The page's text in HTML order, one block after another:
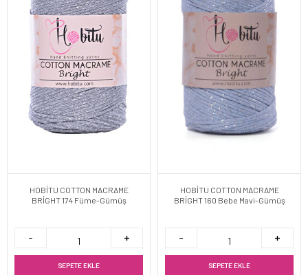
HOBİTU COTTON MACRAME
BRİGHT 174 Füme-Gümüş
SEPETE EKLE
HOBİTU COTTON MACRAME
BRİGHT 160 Bebe Mavi-Gümüş
SEPETE EKLE